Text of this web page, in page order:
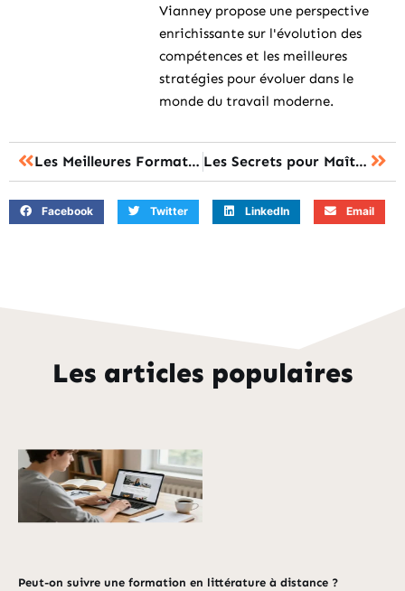
Vianney propose une perspective
enrichissante sur l'évolution des
compétences et les meilleures
stratégies pour évoluer dans le
monde du travail moderne.
Les Meilleures Formations en Ligne pour Booster Votre Carrière Les Secrets pour Maîtriser une Nouvelle Compétence en Formation
Facebook Twitter LinkedIn Email
Les articles populaires
Peut-on suivre une formation en littérature à distance ?